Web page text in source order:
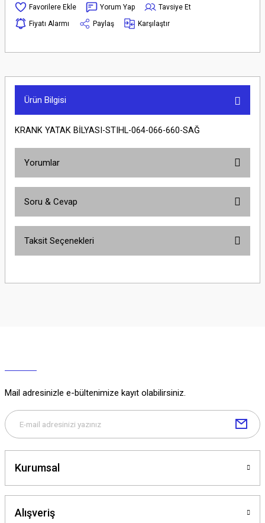
Yorum Yap
Tavsiye Et
Fiyatı Alarmı
Paylaş Karşılaştır
Ürün Bilgisi
KRANK YATAK BİLYASI-STIHL-064-066-660-SAĞ
Yorumlar
Soru & Cevap
Soru Sor
Taksit Seçenekleri
Mail adresinizle e-bültenimize kayıt olabilirsiniz.
Kurumsal
Alışveriş